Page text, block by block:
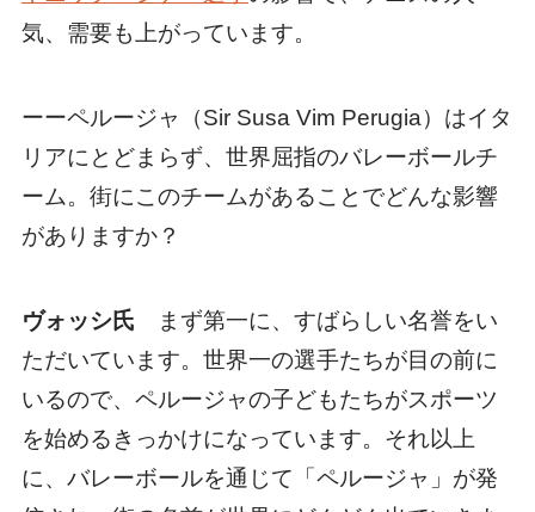
気、需要も上がっています。
ーーペルージャ（Sir Susa Vim Perugia）はイタ
リアにとどまらず、世界屈指のバレーボールチ
ーム。街にこのチームがあることでどんな影響
がありますか？
ヴォッシ氏 まず第一に、すばらしい名誉をい
ただいています。世界一の選手たちが目の前に
いるので、ペルージャの子どもたちがスポーツ
を始めるきっかけになっています。それ以上
に、バレーボールを通じて「ペルージャ」が発